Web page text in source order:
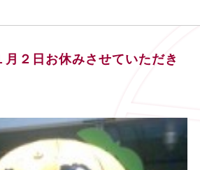
月２日お休みさせていただき